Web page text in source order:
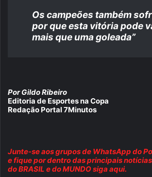
Os campeões também
por que esta vitória pode
mais que uma goleada”
Por Gildo Ribeiro
Editoria de Esportes na Copa
Redação Portal 7Minutos
Junte-se aos grupos de WhatsApp do
e fique por dentro das principais notícias
do BRASIL e do MUNDO siga aqui.